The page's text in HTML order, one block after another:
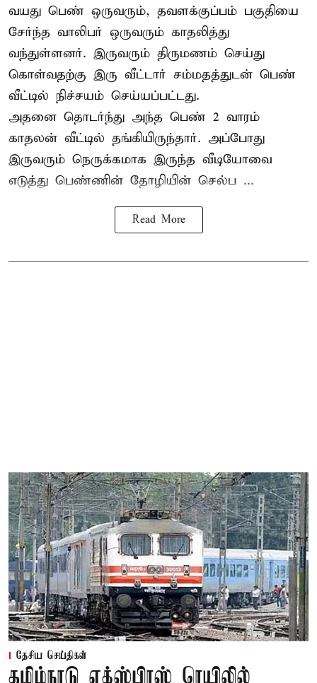
வயது பெண் ஒருவரும், தவளக்குப்பம் பகுதியை
சேர்ந்த வாலிபர் ஒருவரும் காதலித்து
வந்துள்ளனர். இருவரும் திருமணம் செய்து
கொள்வதற்கு இரு வீட்டார் சம்மதத்துடன் பெண்
வீட்டில் நிச்சயம் செய்யப்பட்டது.
அதனை தொடர்ந்து அந்த பெண் 2 வாரம்
காதலன் வீட்டில் தங்கியிருந்தார். அப்போது
இருவரும் நெருக்கமாக இருந்த வீடியோவை
எடுத்து பெண்ணின் தோழியின் செல்ப ...
Read More
தேசிய செய்திகள்
தமிழ்நாடு எக்ஸ்பிரஸ் ரெயிலில்